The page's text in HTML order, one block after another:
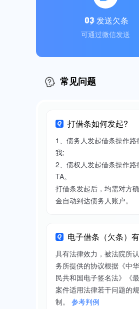
发送欠条
可通过微信发送
常见问题
打借条如何发起?
1、债务人发起借条操作
我;
2、债权人发起借条操作
TA。
打借条发起后，均需对方
金自动到达债务人账户。
电子借条（欠条）
具有法律效力，被法院所
务所提供的协议根据《中
民共和国电子签名法》《
案件适用法律若干问题的
制。 参考判例